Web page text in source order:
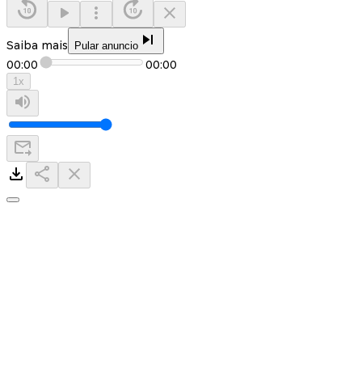
Saiba mais Pular anuncio
00:00 00:00
1x